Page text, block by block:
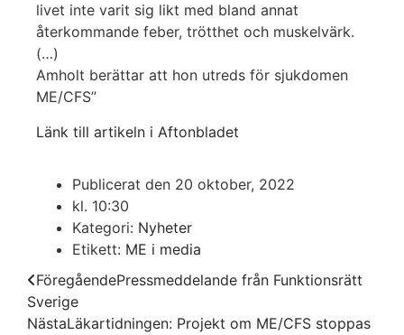
livet inte varit sig likt med bland annat
återkommande feber, trötthet och muskelvärk.
(…)
Amholt berättar att hon utreds för sjukdomen
ME/CFS”
Länk till artikeln i Aftonbladet
Publicerat den 20 oktober, 2022
kl. 10:30
Kategori: Nyheter
Etikett: ME i media
FöregåendePressmeddelande från Funktionsrätt
Sverige
NästaLäkartidningen: Projekt om ME/CFS stoppas